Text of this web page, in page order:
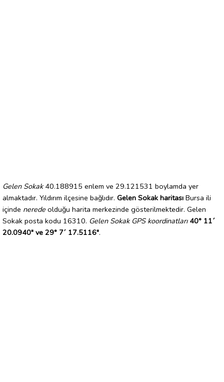
Gelen Sokak40.188915 enlem ve 29.121531 boylamda yer
almaktadır. Yıldırım ilçesine bağlıdır. Gelen Sokak haritası Bursa ili
içinde nerede olduğu harita merkezinde gösterilmektedir. Gelen
Sokak posta kodu 16310. Gelen Sokak GPS koordinatları 40° 11´
20.0940" ve 29° 7´ 17.5116".